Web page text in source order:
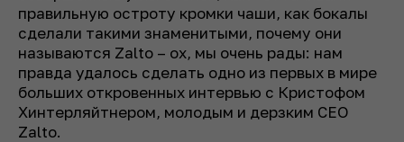
правильную остроту кромки чаши, как бокалы
сделали такими знаменитыми, почему они
называются Zalto – ох, мы очень рады: нам
правда удалось сделать одно из первых в мире
больших откровенных интервью с Кристофом
Хинтерляйтнером, молодым и дерзким CEO
Zalto.